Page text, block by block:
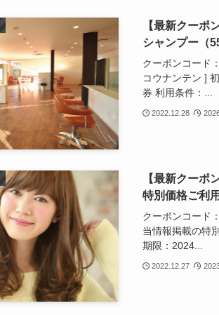
【最新クーポ
シャンプー（
クーポンコード
コウナンテン ]
券 利用条件：...
2022.12.28
【最新クーポ
特別価格ご利
クーポンコード
当情報掲載の特
期限：2024...
2022.12.27